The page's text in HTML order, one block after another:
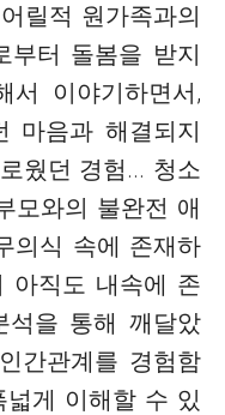
릴적 원가족과의
부터 돌봄을 받지
서 이야기하면서,
마음과 해결되지
웠던 경험... 청소
모와의 불완전 애
의식 속에 존재하
아직도 내속에 존
석을 통해 깨달았
간관계를 경험함
게 이해할 수 있